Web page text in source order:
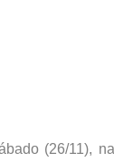
(26/11),